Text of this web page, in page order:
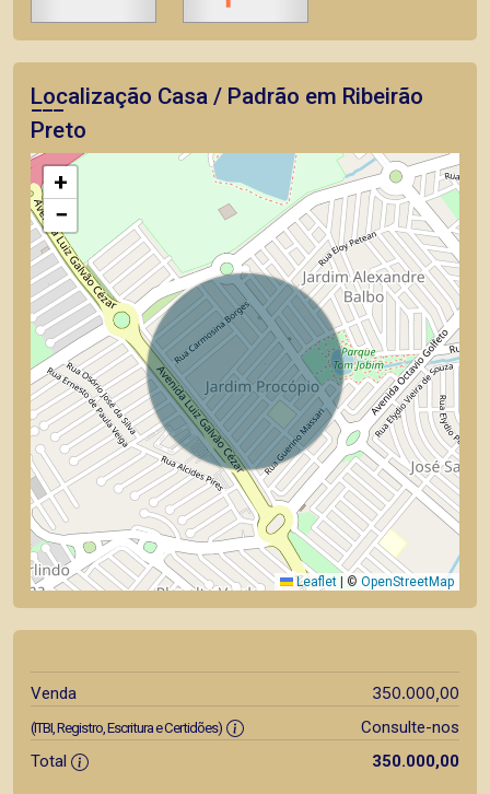
Localização Casa / Padrão em Ribeirão
Preto
+
−
Leaflet © OpenStreetMap
Venda 350.000,00
(ITBI, Registro, Escritura e Certidões)
Consulte-nos
Total
350.000,00